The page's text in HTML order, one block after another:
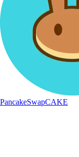
PancakeSwapCAKE